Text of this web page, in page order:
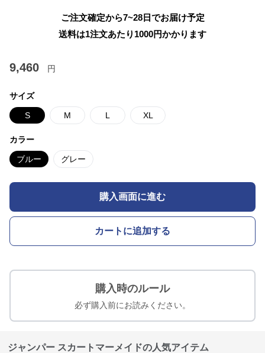
ご注文確定から7~28日でお届け予定
送料は1注文あたり 1000円かかります
9,460 円
サイズ
S M L XL
カラー
ブルー グレー
購入画面に進む
カートに追加する
購入時のルール
必ず購入前にお読みください。
ジャンパー スカートマーメイドの人気アイテム